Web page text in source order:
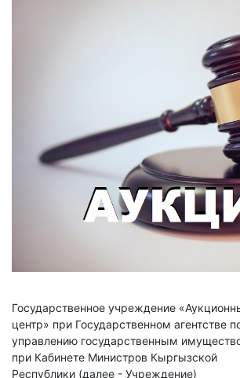
Государственное учреждение
центр» при Государственном агентстве
управлению государственным
при Кабинете Министров Кыргызской
Республики (далее - Учреждение)